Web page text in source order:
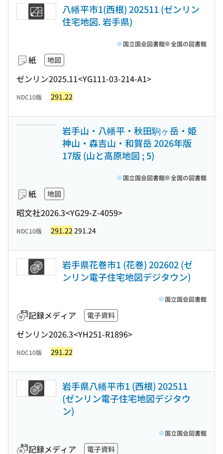
八幡平市1(西根) 202511 (ゼンリン
住宅地図. 岩手県)
紙 地図
ゼンリン2025.11<YG111-03-214-A1>
国立国会図書館 全国の図書館
NDC10版 291.22
岩手山・八幡平・秋田駒ヶ岳・姫
神山・森吉山・和賀岳 2026年版
17版 (山と高原地図 ; 5)
紙 地図
昭文社2026.3<YG29-Z-4059>
国立国会図書館 全国の図書館
NDC10版 291.22 291.24
岩手県花巻市1 (花巻) 202602 (ゼ
ンリン電子住宅地図デジタウン)
記録メディア 電子資料
ゼンリン2026.3<YH251-R1896>
国立国会図書館
NDC10版 291.22
岩手県八幡平市1 (西根) 202511
(ゼンリン電子住宅地図デジタウ
ン)
記録メディア 電子資料
国立国会図書館